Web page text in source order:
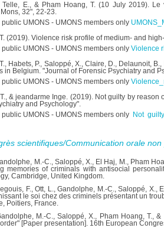
Telle, E., & Pham Hoang, T. (10 July 2019).
32", 22-23.
(2019). Violence risk profile of medium- and
Violence
Habets, P., Saloppé, X., Claire, D., Delaunoit,
in Belgium. "Journal of Forensic Psychiatry and
& jeandarme Inge. (2019). Not guilty by
and Psychology".
Not
scientifiques/Communication orale
M.-C., Saloppé, X., El Haj, M., Pham
memories of criminals with antisocial
Cambridge, United Kingdom.
F., Ott, L., Gandolphe, M.-C., Saloppé,
le soi chez des criminels présentant un
Poitiers, France.
M.-C., Saloppé, X., Pham Hoang, T.,
[Paper presentation]. 16th European